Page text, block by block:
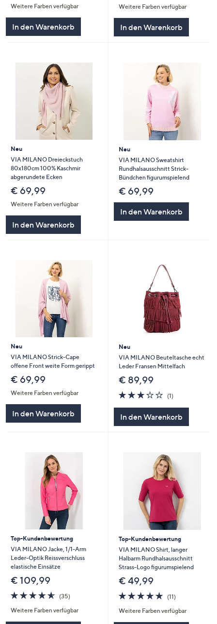
Weitere Farben verfügbar
In den Warenkorb
Weitere Farben verfügbar
In den Warenkorb
Neu
VIA MILANO Dreieckstuch
80x180cm 100% Kaschmir
abgerundete Ecken
€ 69,99
Weitere Farben verfügbar
In den Warenkorb
Neu
VIA MILANO Sweatshirt
Rundhalsausschnitt Strick-
Bündchen figurumspielend
€ 69,99
In den Warenkorb
Neu
VIA MILANO Strick-Cape
offene Front weite Form gerippt
€ 69,99
Weitere Farben verfügbar
In den Warenkorb
Neu
VIA MILANO Beuteltasche echt
Leder Fransen Mittelfach
€ 89,99
3.0
von
(1)1
In den Warenkorb
Top-Kundenbewertung
VIA MILANO Jacke, 1/1-Arm
Leder-Optik Reissverschluss
elastische Einsätze
€ 109,99
4.6
von
5
(35)35
Weitere Farben verfügbar
Top-Kundenbewertung
VIA MILANO Shirt, langer
Halbarm Rundhalsausschnitt
Strass-Logo figurumspielend
€ 49,99
4.6
von
5
(11)11
Weitere Farben verfügbar